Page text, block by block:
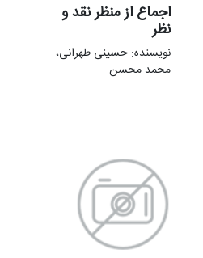
اجماع از منظر نقد و
نظر
نویسنده: حسینی طهرانی،
محمد محسن